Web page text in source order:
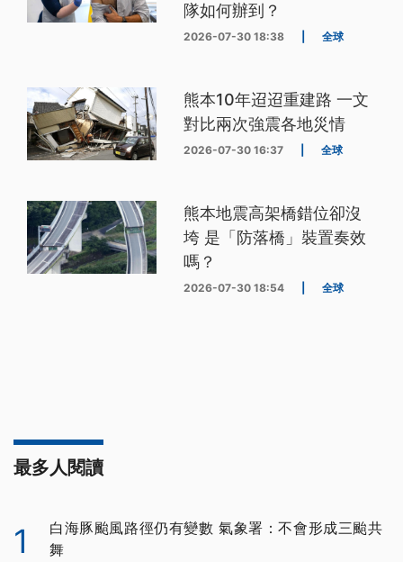
隊如何辦到？
2026-07-30 18:38 全球
熊本10年迢迢重建路 一文
對比兩次強震各地災情
2026-07-30 16:37 全球
熊本地震高架橋錯位卻沒
垮 是「防落橋」裝置奏效
嗎？
2026-07-30 18:54 全球
最多人閱讀
1
白海豚颱風路徑仍有變數 氣象署：不會形成三颱共
舞